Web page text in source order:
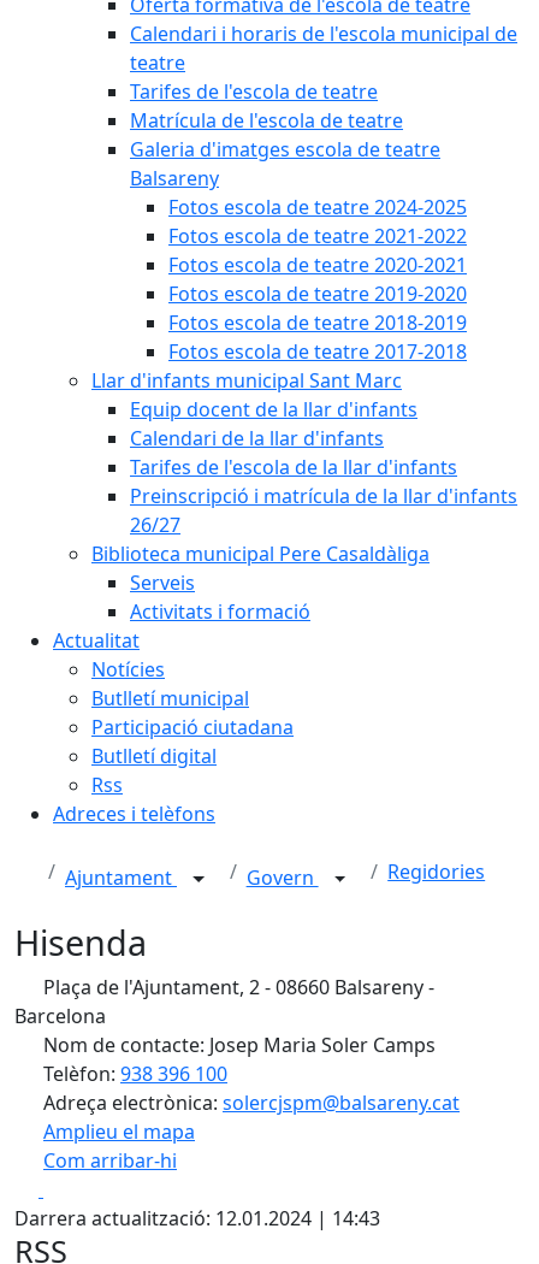
Calendari i horaris de l'escola municipal de
teatre
Tarifes de l'escola de teatre
Matrícula de l'escola de teatre
Galeria d'imatges escola de teatre
Balsareny
Fotos escola de teatre 2024-2025
Fotos escola de teatre 2021-2022
Fotos escola de teatre 2020-2021
Fotos escola de teatre 2019-2020
Fotos escola de teatre 2018-2019
Fotos escola de teatre 2017-2018
Llar d'infants municipal Sant Marc
Equip docent de la llar d'infants
Calendari de la llar d'infants
Tarifes de l'escola de la llar d'infants
Preinscripció i matrícula de la llar d'infants
26/27
Biblioteca municipal Pere Casaldàliga
Serveis
Activitats i formació
Actualitat
Notícies
Butlletí municipal
Participació ciutadana
Butlletí digital
Rss
Adreces i telèfons
Ajuntament Govern Regidories
Hisenda
Plaça de l'Ajuntament, 2 - 08660 Balsareny -
Barcelona
Nom de contacte: Josep Maria Soler Camps
Telèfon: 938 396 100
Adreça electrònica: solercjspm@balsareny.cat
Amplieu el mapa
Com arribar-hi
+
−
Darrera actualització: 12.01.2024 | 14:43
RSS